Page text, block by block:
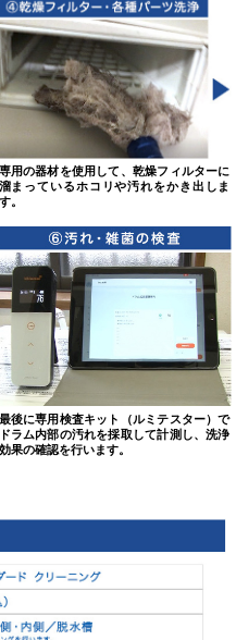
専用の器材を使用して、乾燥フィルターに
溜まっているホコリや汚れをかき出しま
す。
最後に専用検査キット（ルミテスター）で
ドラム内部の汚れを採取して計測し、洗浄
効果の確認を行います。